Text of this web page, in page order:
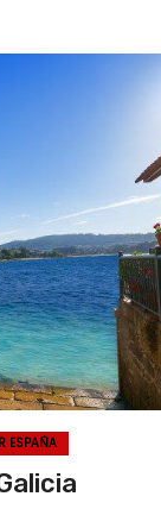
ESPAÑA